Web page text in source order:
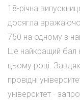
18-річна
досягла
750 на одному з
Це найкращий бал
цьому році.
провідні
університет -